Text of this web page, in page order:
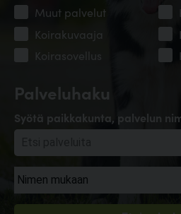
Palveluhaku
Syötä paikkakunta, palvelun
Muut palvelut
Koirakuvaaja
Koirasovellus